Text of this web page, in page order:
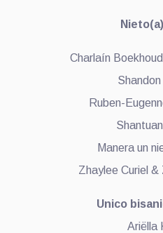
Charlaín
Ruben-
Manera un
Zhaylee Curiel &
Unico
Ariëlla